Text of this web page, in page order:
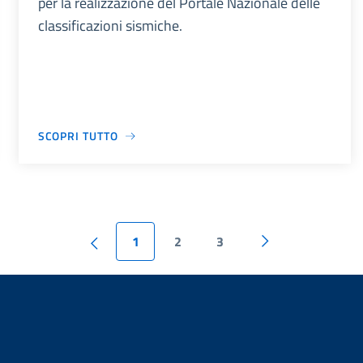
classificazioni sismiche.
SCOPRI TUTTO
1 2 3